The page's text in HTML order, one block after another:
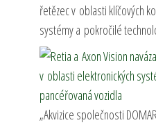
řetězec v oblasti klíčových
systémy a pokročilé
„Akvizice společnosti